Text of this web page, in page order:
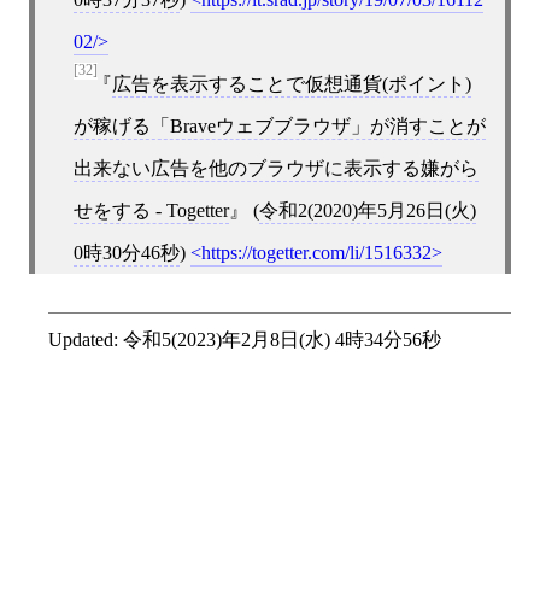
02/
[32]
広告を表示することで仮想通貨(ポイント)
が稼げる「Braveウェブブラウザ」が消すことが
出来ない広告を他のブラウザに表示する嫌がら
せをする - Togetter (令和2(2020)年5月26日(火)
0時30分46秒) https://togetter.com/li/1516332
Updated: 令和5(2023)年2月8日(水) 4時34分56秒